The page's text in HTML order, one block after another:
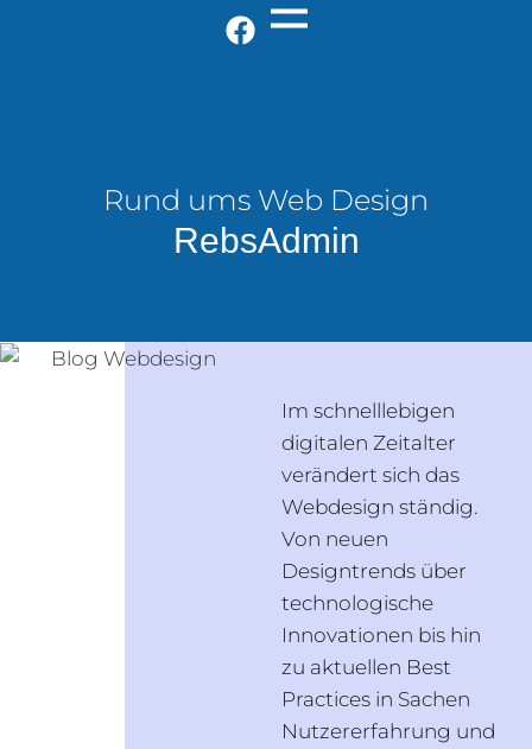
Rund ums Web Design
RebsAdmin
Im schnelllebigen
digitalen Zeitalter
verändert sich das
Webdesign ständig.
Von neuen
Designtrends über
technologische
Innovationen bis hin
zu aktuellen Best
Practices in Sachen
Nutzererfahrung und